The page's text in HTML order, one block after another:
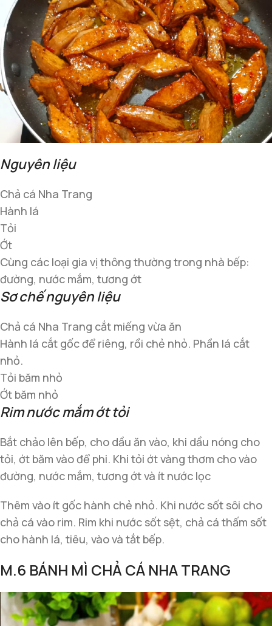
Nguyên liệu
Chả cá Nha Trang
Hành lá
Tỏi
Ớt
Cùng các loại gia vị thông thường trong nhà bếp:
đường, nước mắm, tương ớt
Sơ chế nguyên liệu
Chả cá Nha Trang cắt miếng vừa ăn
Hành lá cắt gốc để riêng, rồi chẻ nhỏ. Phần lá cắt
nhỏ.
Tỏi băm nhỏ
Ớt băm nhỏ
Rim nước mắm ớt tỏi
Bắt chảo lên bếp, cho dầu ăn vào, khi dầu nóng cho
tỏi, ớt băm vào để phi. Khi tỏi ớt vàng thơm cho vào
đường, nước mắm, tương ớt và ít nước lọc
Thêm vào ít gốc hành chẻ nhỏ. Khi nước sốt sôi cho
chả cá vào rim. Rim khi nước sốt sệt, chả cá thấm sốt
cho hành lá, tiêu, vào và tắt bếp.
M.6 BÁNH MÌ CHẢ CÁ NHA TRANG